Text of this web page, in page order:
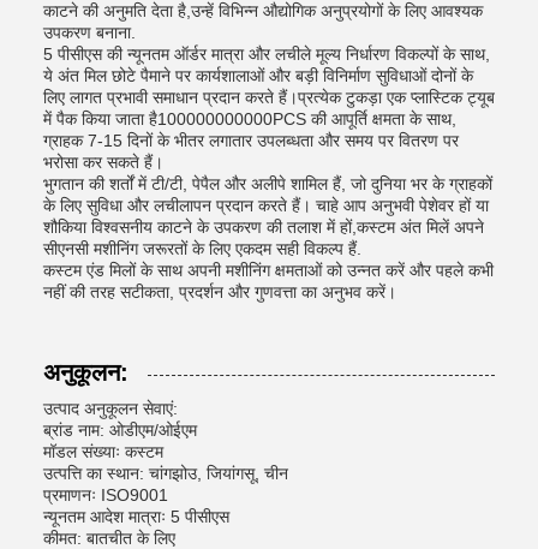
काटने की अनुमति देता है,उन्हें विभिन्न औद्योगिक अनुप्रयोगों के लिए आवश्यक
उपकरण बनाना.
5 पीसीएस की न्यूनतम ऑर्डर मात्रा और लचीले मूल्य निर्धारण विकल्पों के साथ,
ये अंत मिल छोटे पैमाने पर कार्यशालाओं और बड़ी विनिर्माण सुविधाओं दोनों के
लिए लागत प्रभावी समाधान प्रदान करते हैं।प्रत्येक टुकड़ा एक प्लास्टिक ट्यूब
में पैक किया जाता है100000000000PCS की आपूर्ति क्षमता के साथ,
ग्राहक 7-15 दिनों के भीतर लगातार उपलब्धता और समय पर वितरण पर
भरोसा कर सकते हैं।
भुगतान की शर्तों में टी/टी, पेपैल और अलीपे शामिल हैं, जो दुनिया भर के ग्राहकों
के लिए सुविधा और लचीलापन प्रदान करते हैं। चाहे आप अनुभवी पेशेवर हों या
शौकिया विश्वसनीय काटने के उपकरण की तलाश में हों,कस्टम अंत मिलें अपने
सीएनसी मशीनिंग जरूरतों के लिए एकदम सही विकल्प हैं.
कस्टम एंड मिलों के साथ अपनी मशीनिंग क्षमताओं को उन्नत करें और पहले कभी
नहीं की तरह सटीकता, प्रदर्शन और गुणवत्ता का अनुभव करें।
अनुकूलन:
उत्पाद अनुकूलन सेवाएं:
ब्रांड नाम: ओडीएम/ओईएम
मॉडल संख्याः कस्टम
उत्पत्ति का स्थान: चांगझोउ, जियांगसू, चीन
प्रमाणनः ISO9001
न्यूनतम आदेश मात्राः 5 पीसीएस
कीमत: बातचीत के लिए